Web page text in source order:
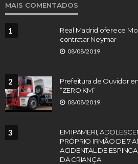
MAIS COMENTADOS
1
Real Madrid oferece
contratar Neymar
08/08/2019
2
Prefeitura de Ouvidor
“ZERO KM”
08/08/2019
3
EM IPAMERI,
PRÓPRIO IRMÃO DE 7
ACIDENTAL DE
DA CRIANÇA